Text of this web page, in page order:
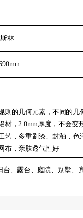
林
则的几何元素，不同的
材，2.0mm厚度，不会变
艺，多重刷漆、封釉，色
布，亲肤透气性好
台、露台、庭院、别墅、